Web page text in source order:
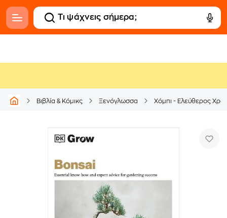
Βιβλία & Κόμικς Ξενόγλωσσα Χόμπι - Ελεύθερος